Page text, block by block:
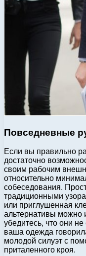
Повседневные
Если вы правильно
достаточно
своим рабочим
относительно
собеседования.
традиционными
или приглушенная
альтернативы можно
убедитесь, что они
ваша одежда
молодой силуэт с
приталенного кроя.